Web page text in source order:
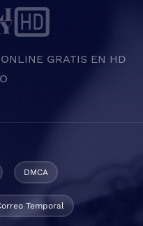
GRATIS EN HD
DMCA
Temporal